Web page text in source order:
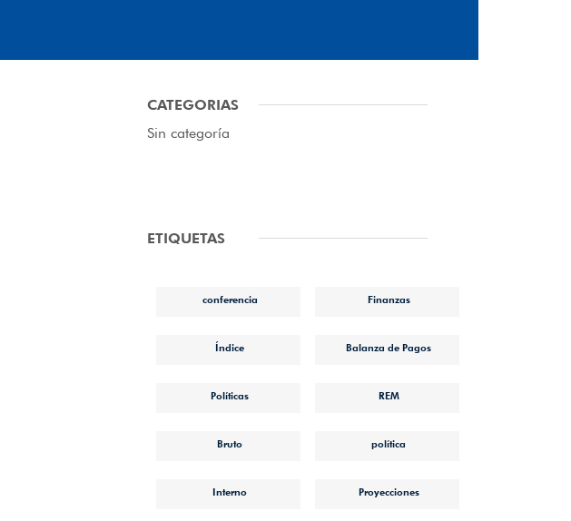
CATEGORIAS
Sin categoría
ETIQUETAS
conferencia Finanzas
Índice Balanza de Pagos
Políticas REM
Bruto política
Interno Proyecciones